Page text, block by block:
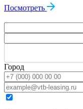
Посмотреть
Город